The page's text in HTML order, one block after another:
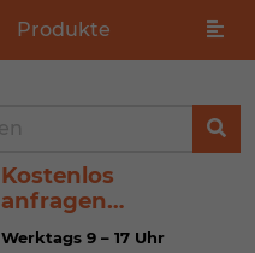
Produkte
Kostenlos
anfragen…
Werktags 9 – 17 Uhr